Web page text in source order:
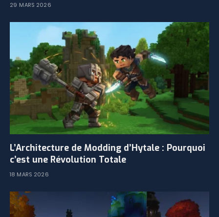
29 MARS 2026
L’Architecture de Modding d’Hytale : Pourquoi
c’est une Révolution Totale
18 MARS 2026